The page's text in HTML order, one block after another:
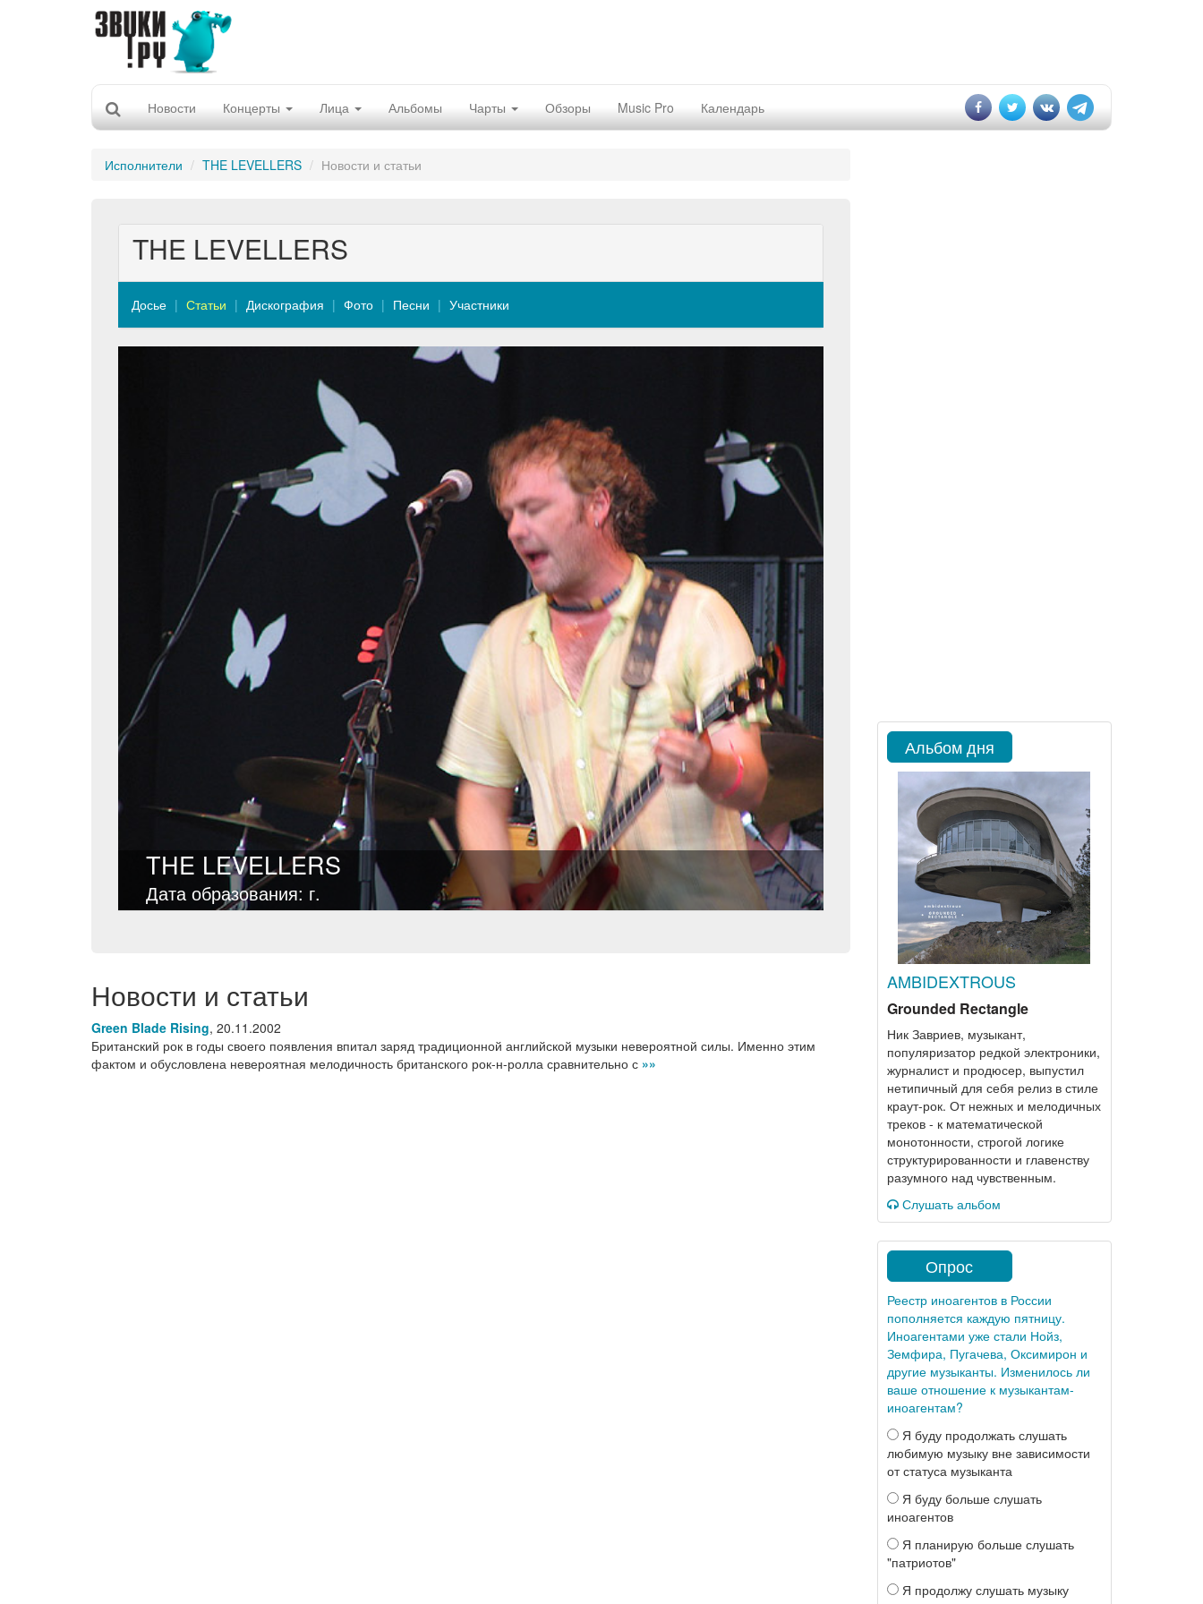
Новости Концерты Лица Альбомы Чарты Обзоры Music Pro Календарь
Исполнители THE LEVELLERS Новости и статьи
THE LEVELLERS
Досье Статьи Дискография Фото Песни Участники
THE LEVELLERS
Дата образования: г.
Новости и статьи
Green Blade Rising, 20.11.2002
Британский рок в годы своего появления впитал заряд традиционной английской музыки невероятной силы. Именно этим
фактом и обусловлена невероятная мелодичность британского рок-н-ролла сравнительно с »»
Альбом дня
AMBIDEXTROUS
Grounded Rectangle
Ник Завриев, музыкант,
популяризатор редкой электроники,
журналист и продюсер, выпустил
нетипичный для себя релиз в стиле
краут-рок. От нежных и мелодичных
треков - к математической
монотонности, строгой логике
структурированности и главенству
разумного над чувственным.
Слушать альбом
Опрос
Реестр иноагентов в России
пополняется каждую пятницу.
Иноагентами уже стали Нойз,
Земфира, Пугачева, Оксимирон и
другие музыканты. Изменилось ли
ваше отношение к музыкантам-
иноагентам?
Я буду продолжать слушать
любимую музыку вне зависимости
от статуса музыканта
Я буду больше слушать
иноагентов
Я планирую больше слушать
"патриотов"
Я продолжу слушать музыку